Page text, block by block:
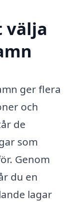
välja
ger flera
och
de
som
Genom
du en
lagar